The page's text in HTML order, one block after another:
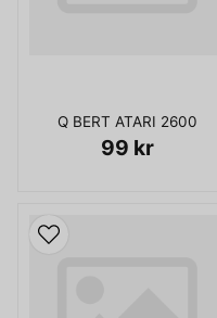
Q BERT ATARI 2600
99 kr